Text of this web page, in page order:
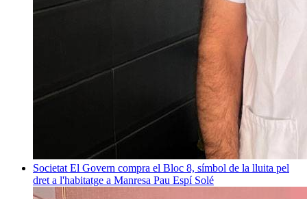
Societat El Govern compra el Bloc 8, símbol de la lluita pel
dret a l'habitatge a Manresa Pau Espí Solé